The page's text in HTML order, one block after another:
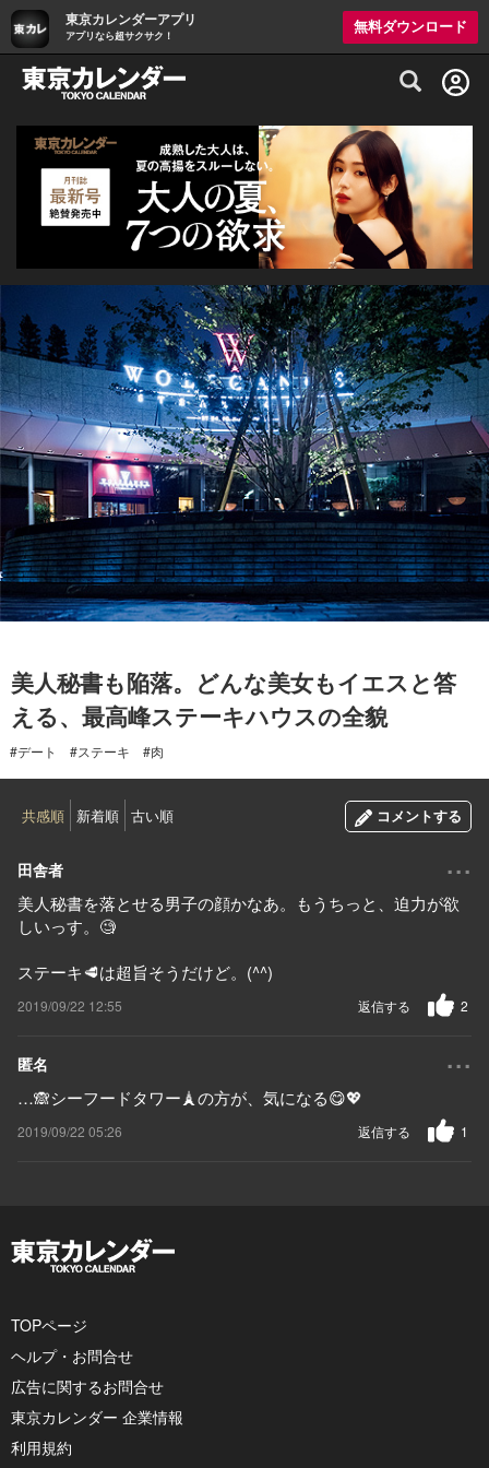
東京カレンダーアプリ
アプリなら超サクサク！
無料ダウンロード
グルメ情報・プレミアムレストラン予約
美人秘書も陥落。どんな美女もイエスと答
える、最高峰ステーキハウスの全貌
#デート #ステーキ #肉
共感順 新着順 古い順 コメントする
田舎者 ...
美人秘書を落とせる男子の顔かなあ。もうちっと、迫力が欲
しいっす。🧐
ステーキ🥩は超旨そうだけど。(^^)
2019/09/22 12:55 2
返信する
匿名 ...
…🙈シーフードタワー🗼の方が、気になる😋💖
2019/09/22 05:26 1
返信する
TOPページ
ヘルプ・お問合せ
広告に関するお問合せ
東京カレンダー 企業情報
利用規約